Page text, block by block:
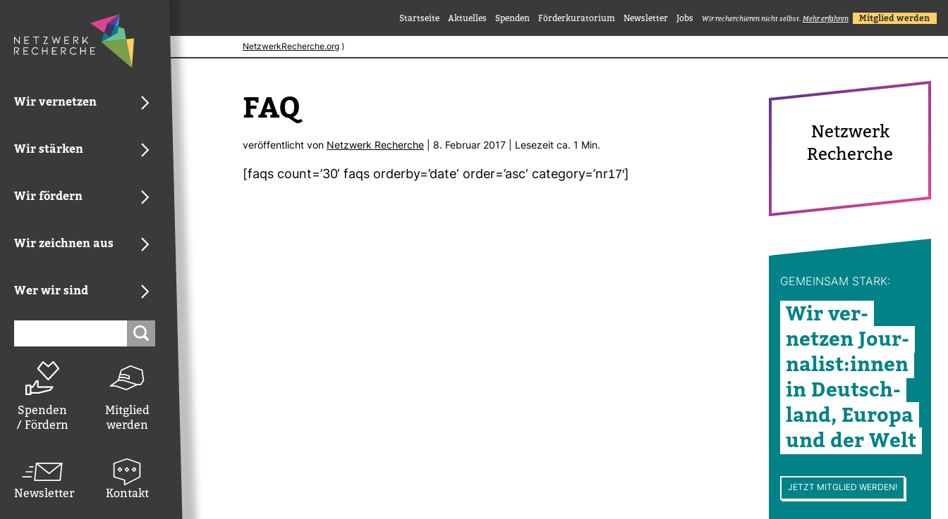
Wir vernetzen
Wir stärken
Wir fördern
Wir zeichnen aus
Wer wir sind
Spenden
/ Fördern
Mitglied
werden
Newsletter Kontakt
Startseite Aktuelles Spenden Förderkuratorium Newsletter Jobs Wir recherchieren nicht selbst. Mehr erfahren Mitglied werden
NetzwerkRecherche.org ⟩
FAQ
ver­öf­fent­licht von Netz­werk Recherche | 8. Februar 2017 | Lese­zeit ca. 1 Min.
[faqs count=’30‘ faqs orderby=’date‘ order=’asc‘ cate­gory=’nr17′]
Netz­werk
Recherche
GEMEINSAM STARK:
Wir ver­
netzen Jour­
na­list:innen
in Deutsch­
land, Europa
und der Welt
JETZT MITGLIED WERDEN!